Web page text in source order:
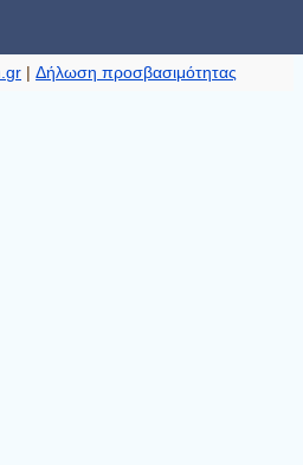
|Δήλωση προσβασιμότητας